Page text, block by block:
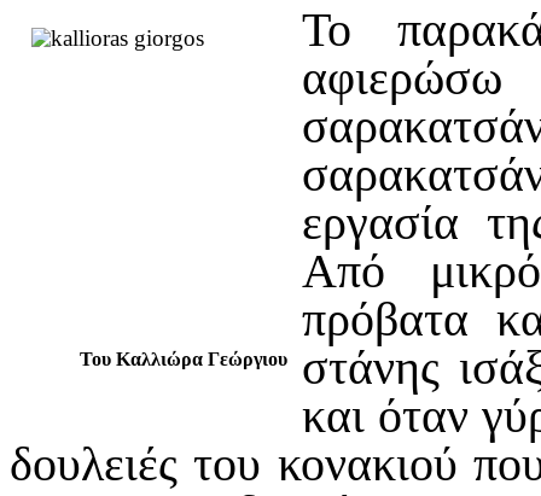
Του Καλλιώρα Γεώργιου
Το
εργασία
Από
πρόβατα
στάνης
και όταν
δουλειές του κονακιού